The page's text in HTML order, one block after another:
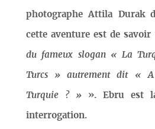
photographe Attila Durak
cette aventure est de savoir
du fameux slogan « La
Turcs » autrement dit «
Turquie ? » ». Ebru est
interrogation.